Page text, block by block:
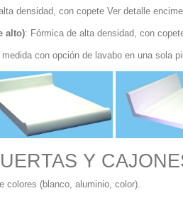
densidad, con copete Ver detalle
alto): Fórmica de alta densidad, con
con opción de lavabo en una sola
Y
colores (blanco, aluminio, color).